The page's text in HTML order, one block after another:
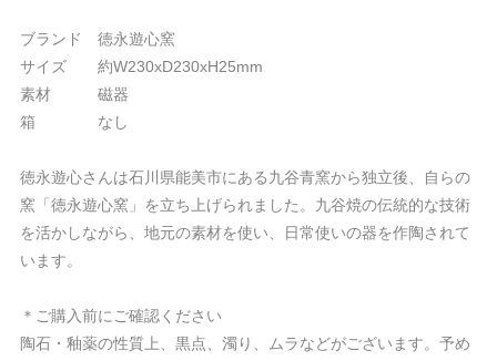
ブランド 徳永遊心窯
サイズ 約W230xD230xH25mm
素材 磁器
箱 なし
徳永遊心さんは石川県能美市にある九谷青窯から独立後、自らの
窯「徳永遊心窯」を立ち上げられました。九谷焼の伝統的な技術
を活かしながら、地元の素材を使い、日常使いの器を作陶されて
います。
＊ご購入前にご確認ください
陶石・釉薬の性質上、黒点、濁り、ムラなどがございます。予め